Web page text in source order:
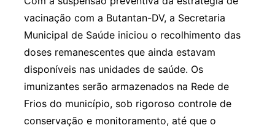
vacinação com a Butantan-DV, a Secretaria
Municipal de Saúde iniciou o recolhimento das
doses remanescentes que ainda estavam
disponíveis nas unidades de saúde. Os
imunizantes serão armazenados na Rede de
Frios do município, sob rigoroso controle de
conservação e monitoramento, até que o